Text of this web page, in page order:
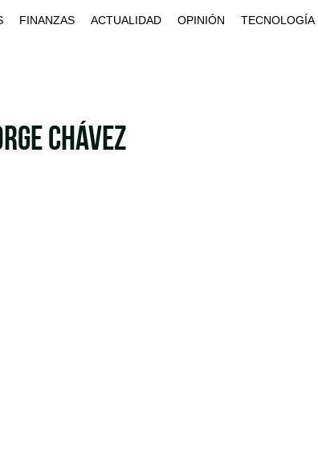
FINANZAS ACTUALIDAD OPINIÓN TECNOLOGÍA
Chávez